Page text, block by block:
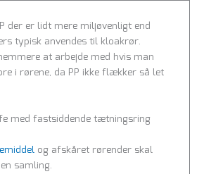
der er lidt mere miljøvenligt end
typisk anvendes til kloakrør.
at arbejde med hvis man
i rørene, da PP ikke flækker så let
med fastsiddende tætningsring
og afskåret rørender skal
samling.